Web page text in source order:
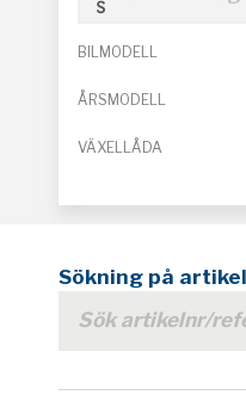
BILMODELL
ÅRSMODELL
VÄXELLÅDA
Sökning på